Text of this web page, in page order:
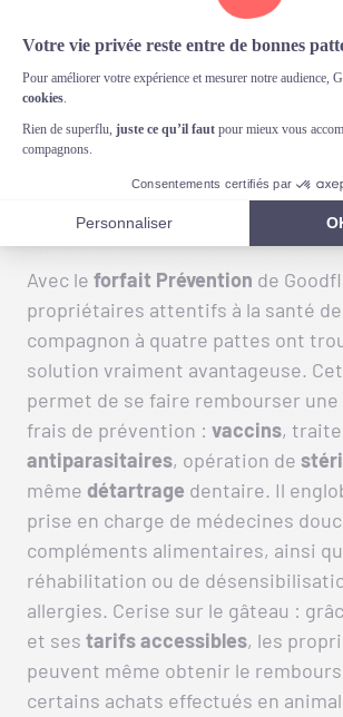
Avec Goodflair,
remboursement
de prévention
chat
Avec le forfait Prévention de
propriétaires attentifs à la santé
compagnon à quatre pattes ont
solution vraiment avantageuse.
permet de se faire rembourser
frais de prévention : vaccins,
antiparasitaires, opération de
même détartrage dentaire. Il
prise en charge de médecines
compléments alimentaires, ainsi
réhabilitation ou de
allergies. Cerise sur le gâteau :
et ses tarifs accessibles, les
peuvent même obtenir le
certains achats effectués en